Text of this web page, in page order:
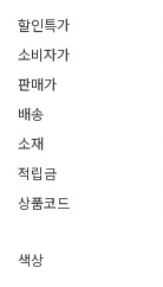
할인특가
소비자가
판매가
배송
소재
적립금
상품코드
색상